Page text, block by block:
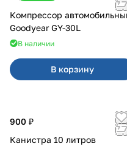
Компрессор
Goodyear GY-30L
В наличии
В корзину
900 ₽
Канистра 10 литров